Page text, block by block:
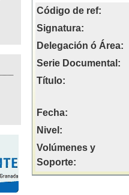
Código de ref:
Signatura:
Delegación ó Área:
Serie Documental:
Título:
Fecha:
Nivel:
Volúmenes y
Soporte: